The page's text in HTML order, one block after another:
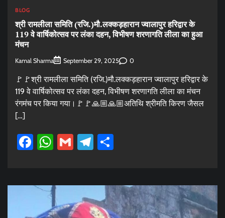
BLOG
श्री रामलीला समिति (रजि.)मौ.लक्कड़हारान ज्वालापुर हरिद्वार के
119 वे वार्षिकोत्सव पर लंका दहन, विभीषण शरणागति लीला का हुआ
मंचन
Kamal Sharma September 29, 2025 0
🚩🚩श्री रामलीला समिति (रजि.)मौ.लक्कड़हारान ज्वालापुर हरिद्वार के
119 वे वार्षिकोत्सव पर लंका दहन, विभीषण शरणागति लीला का मंचन
रंगमंच पर किया गया।🚩🚩🙏🏼🙏🏼अतिथि श्रीमति किरण जैसल
[…]
Facebook
WhatsApp
GmailTelegram